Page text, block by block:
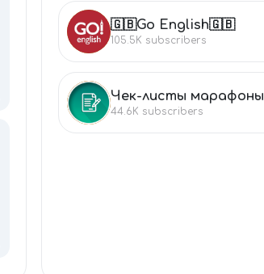
🇬 🇬🇧Go English🇬🇧
105.5K subscribers
ЧЕ Чек-листы марафоны
44.6K subscribers